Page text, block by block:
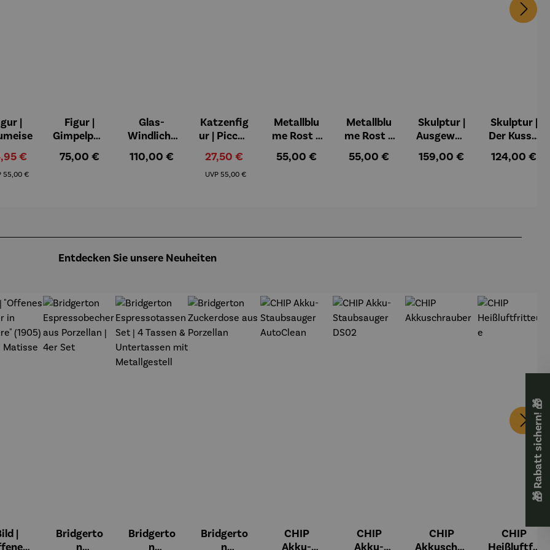
5 Sternen
|
€
Regulärer Preis:
55,00 €
Figur |
Gimpelpaa
Regulärer Preis:
75,00 €
Glas-
Windlicht
Künstlerm
Regulärer Preis:
110,00 €
Katzenfig
ur | Piccoli
Rosina
Wachtmei
Verkaufspreis:
27,50 €
UVP Regulärer Preis:
55,00 €
Metallblu
me Rost –
Regulärer Preis:
55,00 €
Metallblu
me Rost –
Regulärer Preis:
55,00 €
Skulptur |
Ausgewog
Gerard
Regulärer Preis:
159,00 €
Skulptur |
Der Kuss –
Regulärer
124,00 €
Entdecken Sie unsere Neuheiten
|
Bridgerto
n
Bridgerto
n
Bridgerto
n
CHIP
Akku-
CHIP
Akku-
CHIP
Akkuschra
CHIP
Heißluftfri
🎁 Rabatt sichern! 🎁